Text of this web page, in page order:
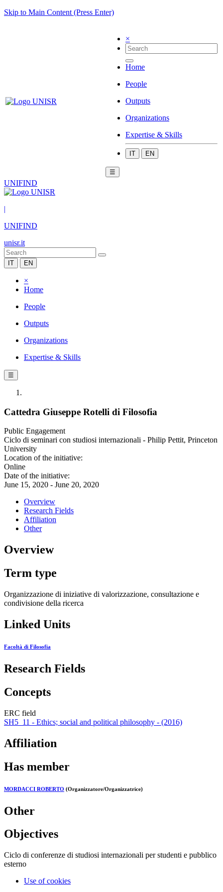
Skip to Main Content (Press Enter)
×
Home
People
Outputs
Organizations
Expertise & Skills
IT EN
☰
UNIFIND
|
UNIFIND
unisr.it
IT EN
×
Home
People
Outputs
Organizations
Expertise & Skills
☰
Cattedra Giuseppe Rotelli di Filosofia
Public Engagement
Ciclo di seminari con studiosi internazionali - Philip Pettit, Princeton
University
Location of the initiative:
Online
Date of the initiative:
June 15, 2020 - June 20, 2020
Overview
Research Fields
Affiliation
Other
Overview
Term type
Organizzazione di iniziative di valorizzazione, consultazione e
condivisione della ricerca
Linked Units
Facoltà di Filosofia
Research Fields
Concepts
ERC field
SH5_11 - Ethics; social and political philosophy - (2016)
Affiliation
Has member
MORDACCI ROBERTO (Organizzatore/Organizzatrice)
Other
Objectives
Ciclo di conferenze di studiosi internazionali per studenti e pubblico
esterno
Use of cookies